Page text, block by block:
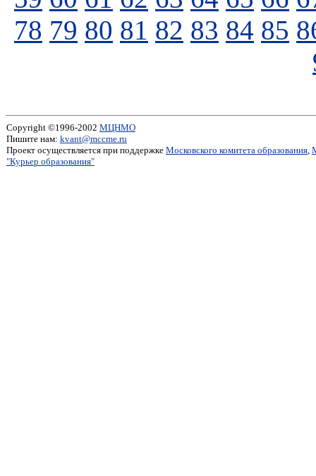
78 79 80 81 82 83 84 85
Copyright ©1996-2002 МЦНМО
Пишите нам: kvant@mccme.ru
Проект осуществляется при поддержке Московского комитета образования,
"Курьер образования"